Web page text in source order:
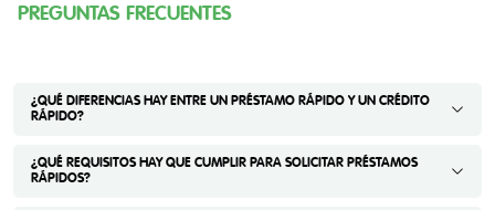
PREGUNTAS FRECUENTES
¿QUÉ DIFERENCIAS HAY ENTRE UN PRÉSTAMO RÁPIDO Y UN CRÉDITO
RÁPIDO?
¿QUÉ REQUISITOS HAY QUE CUMPLIR PARA SOLICITAR PRÉSTAMOS
RÁPIDOS?